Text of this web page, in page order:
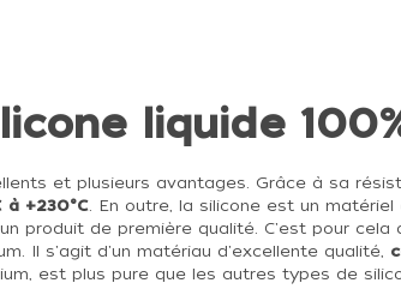
liquide
et plusieurs avantages. Grâce à sa
à +230°C . En outre, la silicone est un
produit de première qualité. C'est pour
Il s'agit d'un matériau d'excellente qualité,
est plus pure que les autres types de